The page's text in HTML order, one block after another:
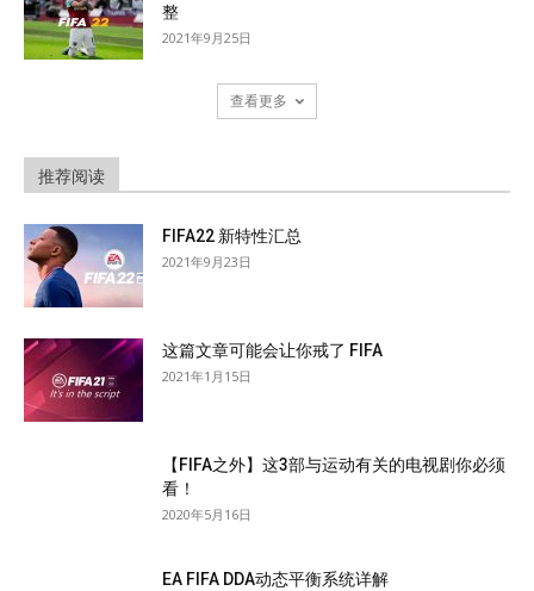
整
2021年9月25日
查看更多
推荐阅读
FIFA22 新特性汇总
2021年9月23日
这篇文章可能会让你戒了 FIFA
2021年1月15日
【FIFA之外】这3部与运动有关的电视剧你必须
看！
2020年5月16日
EA FIFA DDA动态平衡系统详解